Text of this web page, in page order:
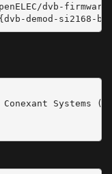
dvb-
Systems